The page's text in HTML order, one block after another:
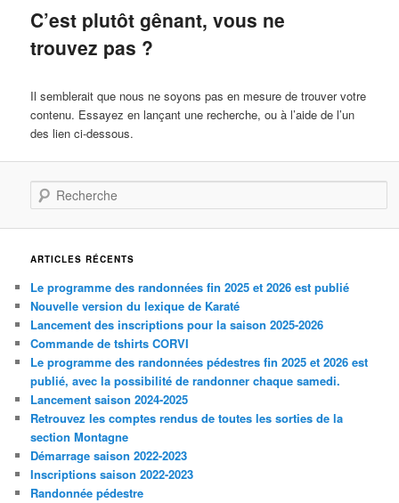
C’est plutôt gênant, vous ne
trouvez pas ?
Il semblerait que nous ne soyons pas en mesure de trouver votre
contenu. Essayez en lançant une recherche, ou à l’aide de l’un
des lien ci-dessous.
Recherche
ARTICLES RÉCENTS
Le programme des randonnées fin 2025 et 2026 est publié
Nouvelle version du lexique de Karaté
Lancement des inscriptions pour la saison 2025-2026
Commande de tshirts CORVI
Le programme des randonnées pédestres fin 2025 et 2026 est
publié, avec la possibilité de randonner chaque samedi.
Lancement saison 2024-2025
Retrouvez les comptes rendus de toutes les sorties de la
section Montagne
Démarrage saison 2022-2023
Inscriptions saison 2022-2023
Randonnée pédestre